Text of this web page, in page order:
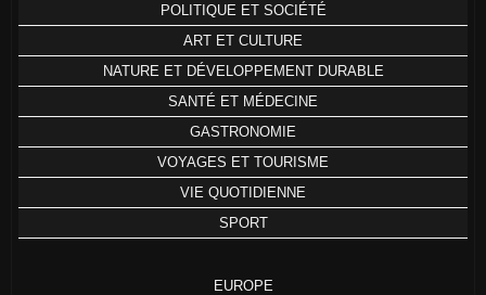
POLITIQUE ET SOCIÉTÉ
ART ET CULTURE
NATURE ET DÉVELOPPEMENT DURABLE
SANTÉ ET MÉDECINE
GASTRONOMIE
VOYAGES ET TOURISME
VIE QUOTIDIENNE
SPORT
EUROPE